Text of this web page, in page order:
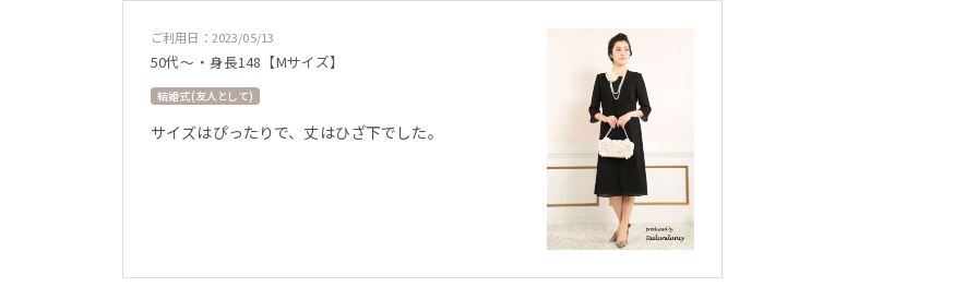
ご利用日：2023/05/13
50代～・身長148【Mサイズ】
結婚式 (友人として)
サイズはぴったりで、丈はひざ下でした。